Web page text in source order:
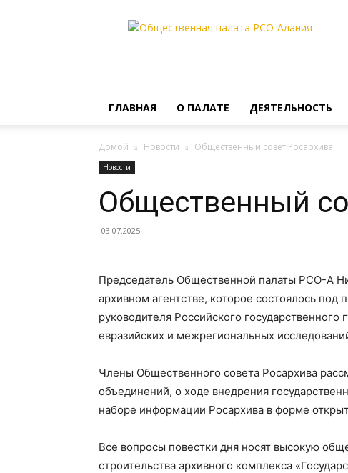
Общественная
ГЛАВНАЯ О ПАЛАТЕ ДЕЯТЕЛЬНОСТЬ
Домой Новости Общественный совет Росархива
Новости
Общественный
03.07.2025
Председатель Общественной палаты РСО-А
архивном агентстве, которое состоялось
руководителя Российского
евразийских и межрегиональных
Члены Общественного совета Росархива
объединений, о ходе внедрения
наборе информации Росархива в форме
Все вопросы повестки дня носят высокую
строительства архивного комплекса